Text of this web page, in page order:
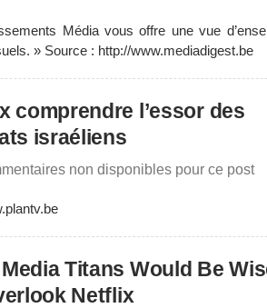
Média vous offre une vue
» Source : http://www.mediadigest.be
comprendre l’essor des
israéliens
non disponibles pour ce post
Titans Would Be
Netflix